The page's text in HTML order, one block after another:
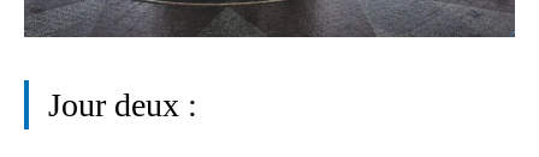
Jour deux :